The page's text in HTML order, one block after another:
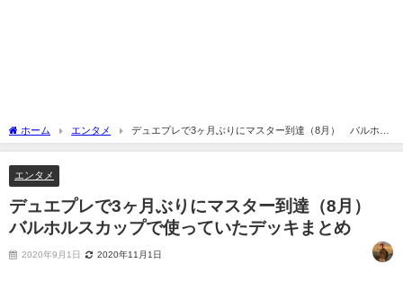
ホーム エンタメ
デュエプレで3ヶ月ぶりにマスター到達（8月） バルホル
スカップで使っていたデッキまとめ
エンタメ
デュエプレで3ヶ月ぶりにマスター到達（8月）
バルホルスカップで使っていたデッキまとめ
2020年9月1日 2020年11月1日